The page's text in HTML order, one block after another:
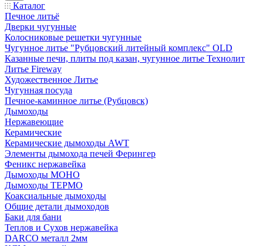
Каталог
Печное литьё
Дверки чугунные
Колосниковые решетки чугунные
Чугунное литье "Рубцовский литейный комплекс" OLD
Казанные печи, плиты под казан, чугунное литье Технолит
Литье Fireway
Художественное Литье
Чугунная посуда
Печное-каминное литье (Рубцовск)
Дымоходы
Нержавеющие
Керамические
Керамические дымоходы AWT
Элементы дымохода печей Ферингер
Феникс нержавейка
Дымоходы МОНО
Дымоходы ТЕРМО
Коаксиальные дымоходы
Общие детали дымоходов
Баки для бани
Теплов и Сухов нержавейка
DARCO металл 2мм